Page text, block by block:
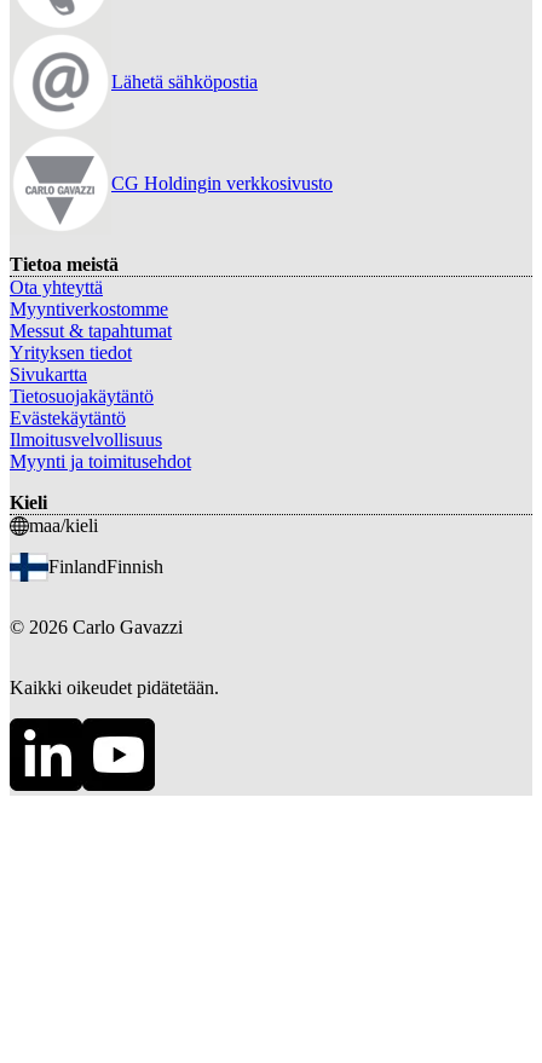
Lähetä sähköpostia
CG Holdingin verkkosivusto
Tietoa meistä
Ota yhteyttä
Myyntiverkostomme
Messut & tapahtumat
Yrityksen tiedot
Sivukartta
Tietosuojakäytäntö
Evästekäytäntö
Ilmoitusvelvollisuus
Myynti ja toimitusehdot
Kieli
maa/kieli
FinlandFinnish
© 2026 Carlo Gavazzi
Kaikki oikeudet pidätetään.